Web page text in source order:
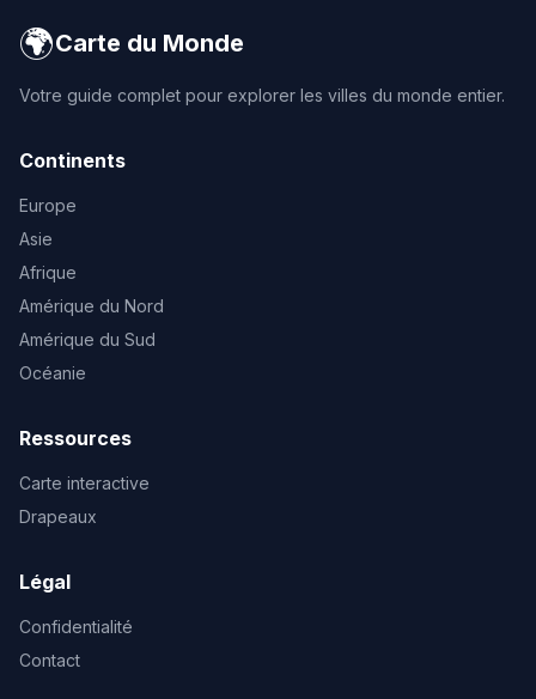
🌍Carte du Monde
Votre guide complet pour explorer les villes du monde entier.
Continents
Europe
Asie
Afrique
Amérique du Nord
Amérique du Sud
Océanie
Ressources
Carte interactive
Drapeaux
Légal
Confidentialité
Contact